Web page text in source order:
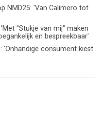
NMD25: 'Van Calimero tot
"Stukje van mij" maken
en bespreekbaar'
'Onhandige consument kiest